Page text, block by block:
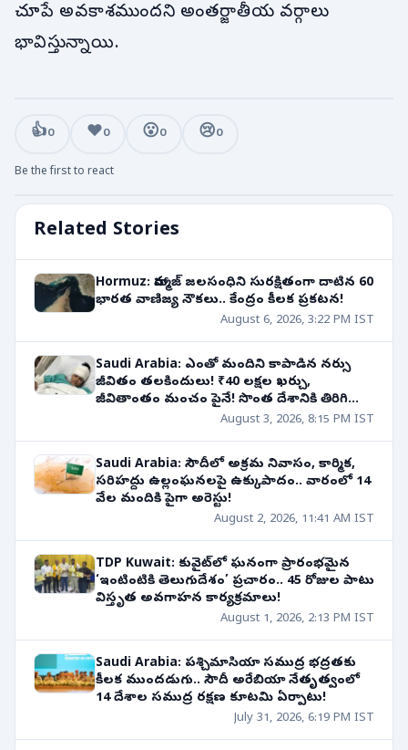
చూపే అవకాశముందని అంతర్జాతీయ వర్గాలు
భావిస్తున్నాయి.
Related Stories
Hormuz: హార్ముజ్ జలసంధిని సురక్షితంగా దాటిన 60
భారత వాణిజ్య నౌకలు.. కేంద్రం కీలక ప్రకటన!
August 6, 2026, 3:22 PM IST
Saudi Arabia: ఎంతో మందిని కాపాడిన నర్సు
జీవితం తలకిందులు! ₹40 లక్షల ఖర్చు,
జీవితాంతం మంచం పైనే! సొంత దేశానికి తిరిగి
రాలేని దుస్థితి! ప్రభుత్వ సాయం??August 3, 2026, 8:15 PM IST
Saudi Arabia: సౌదీలో అక్రమ నివాసం, కార్మిక,
సరిహద్దు ఉల్లంఘనలపై ఉక్కుపాదం.. వారంలో 14
వేల మందికి పైగా అరెస్టు!
August 2, 2026, 11:41 AM IST
TDP Kuwait: కువైట్‌లో ఘనంగా ప్రారంభమైన
‘ఇంటింటికి తెలుగుదేశం’ ప్రచారం.. 45 రోజుల పాటు
విస్తృత అవగాహన కార్యక్రమాలు!
August 1, 2026, 2:13 PM IST
Saudi Arabia: పశ్చిమాసియా సముద్ర భద్రతకు
కీలక ముందడుగు.. సౌదీ అరేబియా నేతృత్వంలో
14 దేశాల సముద్ర రక్షణ కూటమి ఏర్పాటు!
July 31, 2026, 6:19 PM IST
👍0 ❤️0 😮0 😢0
Be the first to react